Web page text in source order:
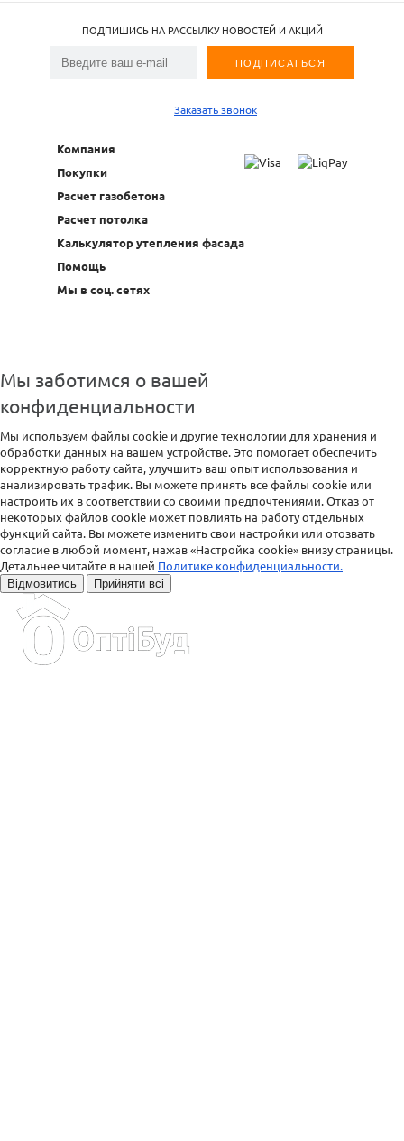
ПОДПИШИСЬ НА РАССЫЛКУ НОВОСТЕЙ И АКЦИЙ
Заказать звонок
Компания
Покупки
Расчет газобетона
Расчет потолка
Калькулятор утепления фасада
Помощь
Мы в соц. сетях
Мы заботимся о вашей
конфиденциальности
Мы используем файлы cookie и другие технологии для хранения и
обработки данных на вашем устройстве. Это помогает обеспечить
корректную работу сайта, улучшить ваш опыт использования и
анализировать трафик. Вы можете принять все файлы cookie или
настроить их в соответствии со своими предпочтениями. Отказ от
некоторых файлов cookie может повлиять на работу отдельных
функций сайта. Вы можете изменить свои настройки или отозвать
согласие в любой момент, нажав «Настройка cookie» внизу страницы.
Детальнее читайте в нашей Политике конфиденциальности.
Відмовитись Прийняти всі